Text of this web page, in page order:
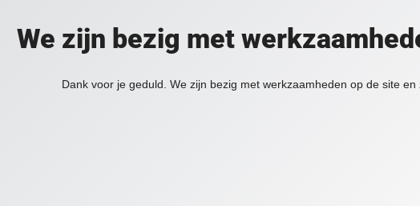
We zijn bezig met
Dank voor je geduld. We zijn bezig met werkzaamheden op de site en